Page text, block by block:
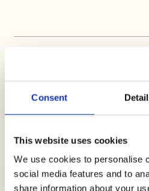
Consent
This website uses cookies
We use cookies to personalise
social media features and to
share information about your
Pranzo a
Uova in
napoletana